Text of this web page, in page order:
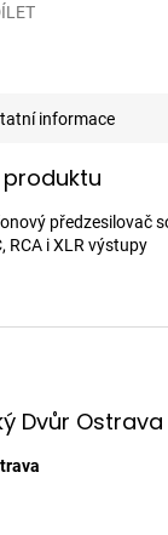
informace
předzesilovač
RCA i XLR výstupy
Dvůr Ostrava